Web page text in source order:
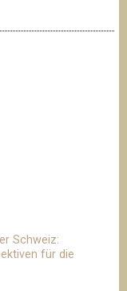
Schweiz:
für die